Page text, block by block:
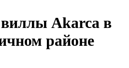
Akarca в
районе